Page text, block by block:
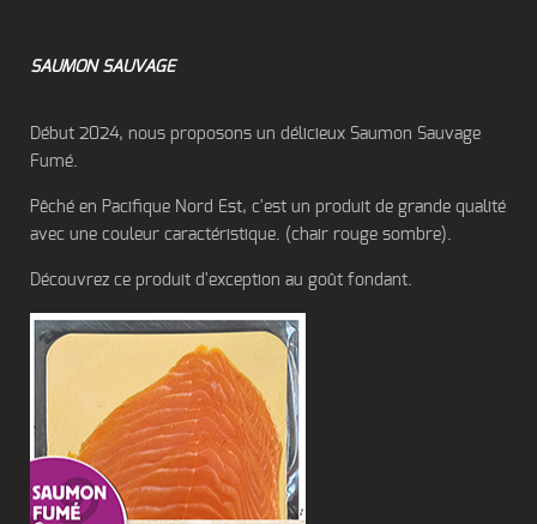
SAUMON SAUVAGE
Début 2024, nous proposons un délicieux Saumon Sauvage
Fumé.
Pêché en Pacifique Nord Est, c'est un produit de grande qualité
avec une couleur caractéristique. (chair rouge sombre).
Découvrez ce produit d'exception au goût fondant.